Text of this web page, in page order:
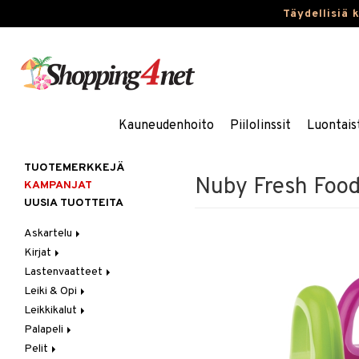
Täydellisiä
Kauneudenhoito Piilolinssit
Nuby Fresh
TUOTEMERKKEJÄ
KAMPANJAT
UUSIA TUOTTEITA
Askartelu
Askartelumateriaalit
Askartelusetti
Helmet
Koulutarvikkeet
Muovailuvaha
Piirrä ja maalaa
Kirjat
Askartelukirjat
Maalauskirjat
Päiväkirjat
Lastenvaatteet
Alaosat
Leggingsit
Alusvaatteet & Sukat
Kengät
Mekot
Leiki & Opi
Opetuslelut
Oppimispelit
Soittimet
Leikkikalut
Ajoneuvot
Autoradat
Eläimet
Palapeli
1000 palaa
Pelit